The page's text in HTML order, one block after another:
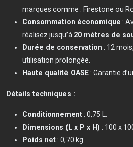
marques comme : Firestone ou
Consommation économique :
réalisez jusqu’à 20 mètres de
Durée de conservation : 12
utilisation prolongée.
Haute qualité OASE : Garantie
Détails techniques :
Conditionnement : 0,75 L.
Dimensions (L x P x H) : 100 x
Poids net : 0,70 kg.